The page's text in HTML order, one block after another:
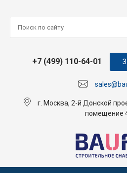
+7 (499) 110-64-01
г. Москва, 2-й Донской
помещение